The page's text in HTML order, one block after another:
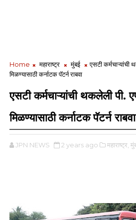
Home महाराष्ट्र मुंबई
एसटी
मिळण्यासाठी कर्नाटक पॅटर्न राबवा
एसटी कर्मचाऱ्यांची थकलेली पी.
मिळण्यासाठी कर्नाटक पॅटर्न राबवा
JPN NEWS 2 years ago महाराष्ट्र,